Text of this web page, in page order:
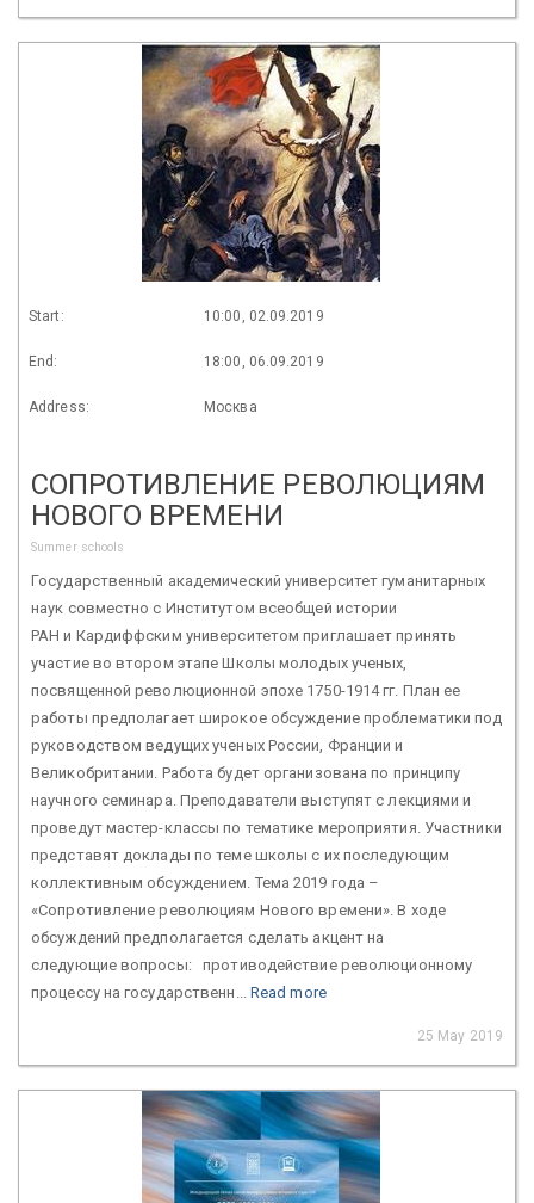
Start: 10:00, 02.09.2019
End: 18:00, 06.09.2019
Address: Москва
СОПРОТИВЛЕНИЕ РЕВОЛЮЦИЯМ
НОВОГО ВРЕМЕНИ
Summer schools
Государственный академический университет гуманитарных
наук совместно с Институтом всеобщей истории
РАН и Кардиффским университетом приглашает принять
участие во втором этапе Школы молодых ученых,
посвященной революционной эпохе 1750-1914 гг. План ее
работы предполагает широкое обсуждение проблематики под
руководством ведущих ученых России, Франции и
Великобритании. Работа будет организована по принципу
научного семинара. Преподаватели выступят с лекциями и
проведут мастер-классы по тематике мероприятия. Участники
представят доклады по теме школы с их последующим
коллективным обсуждением. Тема 2019 года –
«Сопротивление революциям Нового времени». В ходе
обсуждений предполагается сделать акцент на
следующие вопросы: противодействие революционному
процессу на государственн... Read more
25 May 2019